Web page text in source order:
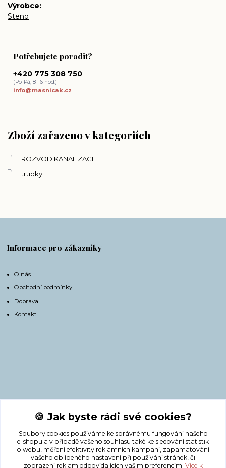
Výrobce
Steno
Zboží zařazeno v kategoriích
ROZVOD KANALIZACE
trubky
Potřebujete poradit?
+420 775 308 750
(Po-Pá, 8-16 hod.)
info@masnicak.cz
Informace pro zákazníky
O nás
Obchodní podmínky
Doprava
Kontakt
Kontakty
+420 775 308 750
info@masnicak.cz
🍪 Jak byste rádi své cookies?
Soubory cookies používáme ke správnému fungování našeho
e-shopu a v případě vašeho souhlasu také ke sledování statistik
o webu, měření efektivity reklamních kampaní, zapamatování
vašeho oblíbeného nastavení při používání stránek, či
zobrazení reklam odpovídajících vašim preferencím. Více k